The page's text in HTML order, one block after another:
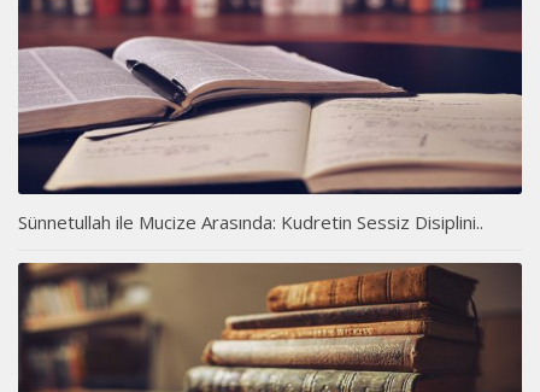
Sünnetullah ile Mucize Arasında: Kudretin Sessiz Disiplini..